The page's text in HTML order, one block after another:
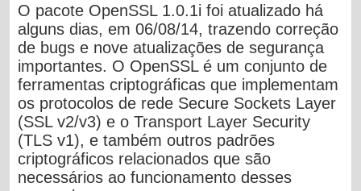
O pacote OpenSSL 1.0.1i foi atualizado há
alguns dias, em 06/08/14, trazendo correção
de bugs e nove atualizações de segurança
importantes. O OpenSSL é um conjunto de
ferramentas criptográficas que implementam
os protocolos de rede Secure Sockets Layer
(SSL v2/v3) e o Transport Layer Security
(TLS v1), e também outros padrões
criptográficos relacionados que são
necessários ao funcionamento desses